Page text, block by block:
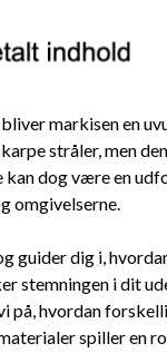
markisen en
stråler, men
kan dog være en
omgivelserne.
guider dig i,
stemningen i dit
på, hvordan
spiller en